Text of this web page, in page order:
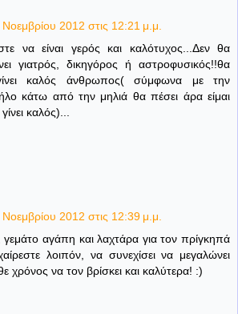
2012 στις 12:21 μ.μ.
να είναι γερός και καλότυχος...Δεν θα
γιατρός, δικηγόρος ή αστροφυσικός!!θα
καλός άνθρωπος( σύμφωνα με την
κάτω από την μηλιά θα πέσει άρα είμαι
καλός)...
2012 στις 12:39 μ.μ.
αγάπη και λαχτάρα για τον πρίγκηπά
λοιπόν, να συνεχίσει να μεγαλώνει
χρόνος να τον βρίσκει και καλύτερα! :)